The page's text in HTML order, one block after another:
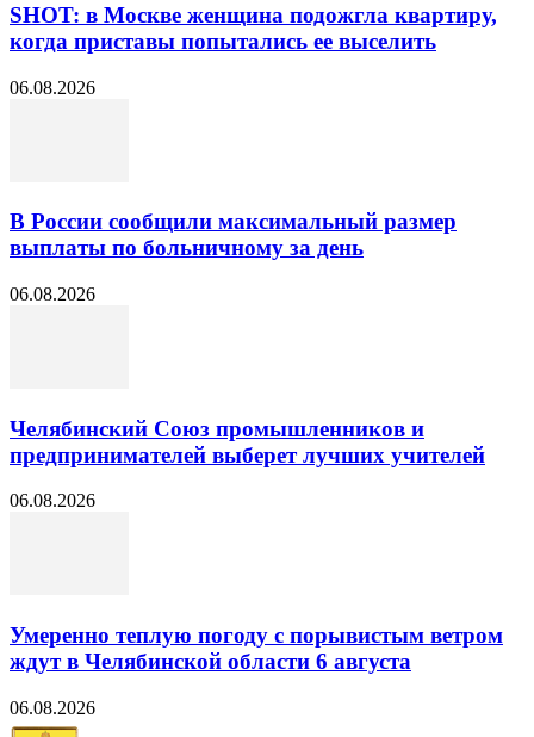
SHOT: в Москве женщина подожгла квартиру,
когда приставы попытались ее выселить
06.08.2026
В России сообщили максимальный размер
выплаты по больничному за день
06.08.2026
Челябинский Союз промышленников и
предпринимателей выберет лучших учителей
06.08.2026
Умеренно теплую погоду с порывистым ветром
ждут в Челябинской области 6 августа
06.08.2026